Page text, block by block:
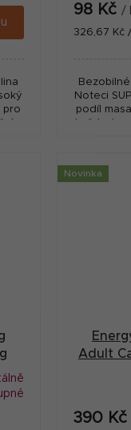
pro
98 Kč /
Měrná
326,67 Kč
Noteci
podíl
Novinka
Adult
390 Kč